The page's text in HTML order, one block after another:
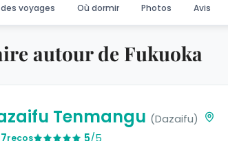
des voyages Où dormir Photos Avis
autour de Fukuoka
Tenmangu (Dazaifu)
recos